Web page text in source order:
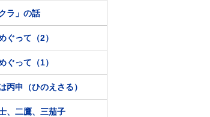
ラ」の話
って（2）
って（1）
申（ひのえさる）
、二鷹、三茄子